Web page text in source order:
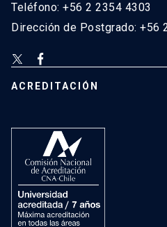
Teléfono: +56 2 2354 4303
Dirección de Postgrado: +56
ACREDITACIÓN